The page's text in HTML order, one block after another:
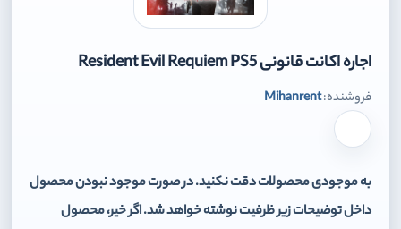
اجاره اکانت قانونی Resident Evil Requiem PS5
فروشنده:Mihanrent
برای افزودن وارد شوید
به موجودی محصولات دقت نکنید. در صورت موجود نبودن محصول
داخل توضیحات زیر ظرفیت نوشته خواهد شد. اگر خیر، محصول